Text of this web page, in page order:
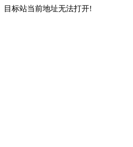
目标站当前地址无法打开!